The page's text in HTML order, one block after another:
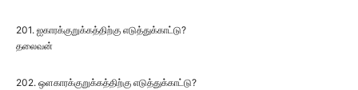
201. ஐகாரக்குறுக்கத்திற்கு எடுத்துக்காட்டு?
தலைவன்
202. ஒளகாரக்குறுக்கத்திற்கு எடுத்துக்காட்டு?